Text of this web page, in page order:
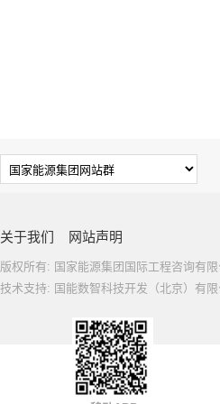
关于我们 网站声明
版权所有: 国家能源集团国际工程咨询
技术支持: 国能数智科技开发（北京）有限